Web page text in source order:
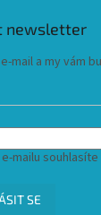
newsletter
mail a my vám
mailu souhlasíte
SE